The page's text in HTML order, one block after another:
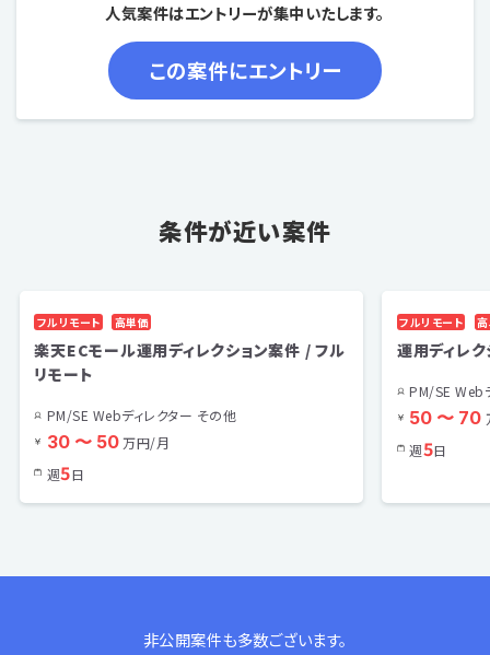
人気案件はエントリーが集中いたします。
条件が近い案件
フルリモート 高単価
楽天ECモール運用ディレクション案件 / フル
リモート
PM/SE Webディレクター その他
30 〜 50万円/月
週5日
フルリモート
運用ディレ
PM/SE Web
50 〜 70
週5日
非公開案件も多数ございます。